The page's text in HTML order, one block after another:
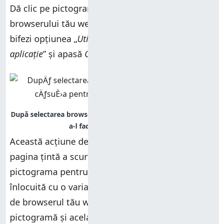
Dă clic pe pictograma corespunzătoare
browserului tău web preferat, asigură-te că
bifezi opțiunea „Utilizați întotdeauna această
aplicație” și apasă OK
Această acțiune deschide în browserul tău
pagina țintă a scurtăturii. În același timp,
pictograma pentru comanda rapidă este
înlocuită cu o variantă a pictogramei utilizate
de browserul tău web implicit. Aceeași
pictogramă și același browser vor fi folosite